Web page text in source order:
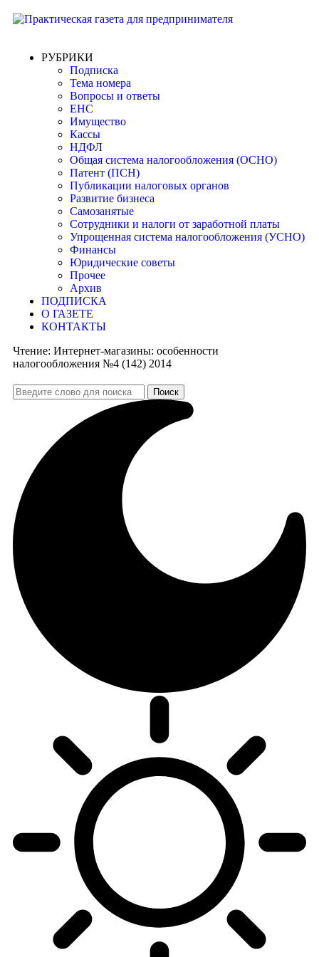
РУБРИКИ
Подписка
Тема номера
Вопросы и ответы
ЕНС
Имущество
Кассы
НДФЛ
Общая система налогообложения (ОСНО)
Патент (ПСН)
Публикации налоговых органов
Развитие бизнеса
Самозанятые
Сотрудники и налоги от заработной платы
Упрощенная система налогообложения (УСНО)
Финансы
Юридические советы
Прочее
Архив
ПОДПИСКА
О ГАЗЕТЕ
КОНТАКТЫ
Чтение: Интернет-магазины: особенности
налогообложения №4 (142) 2014